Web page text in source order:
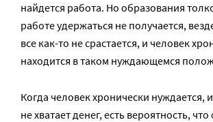
найдется работа. Но образования
работе удержаться не получается,
все как-то не срастается, и человек
находится в таком нуждающемся
Когда человек хронически нуждается,
не хватает денег, есть вероятность,